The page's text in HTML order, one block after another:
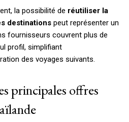
la possibilité de réutiliser la
destinations peut représenter un
fournisseurs couvrent plus de
profil, simplifiant
des voyages suivants.
principales offres